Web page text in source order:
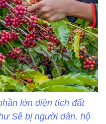
lớn diện tích đất
Sê bị người dân, hộ